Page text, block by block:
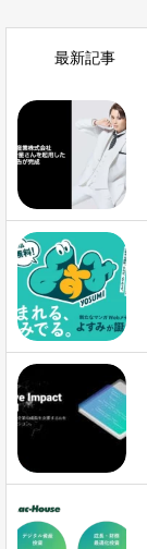
最新記事